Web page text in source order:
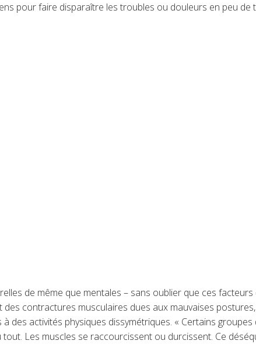
pour faire disparaître les troubles ou douleurs en peu de
de même que mentales – sans oublier que ces
contractures musculaires dues aux mauvaises
des activités physiques dissymétriques. « Certains
tout. Les muscles se raccourcissent ou durcissent. Ce